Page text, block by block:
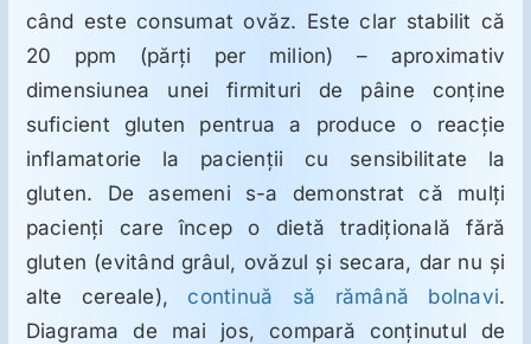
când este consumat ovăz. Este clar stabilit că
20 ppm (părţi per milion) – aproximativ
dimensiunea unei firmituri de pâine conţine
suficient gluten pentrua a produce o reacţie
inflamatorie la pacienţii cu sensibilitate la
gluten. De asemeni s-a demonstrat că mulţi
pacienţi care încep o dietă tradiţională fără
gluten (evitând grâul, ovăzul şi secara, dar nu şi
alte cereale), continuă să rămână bolnavi.
Diagrama de mai jos, compară conţinutul de